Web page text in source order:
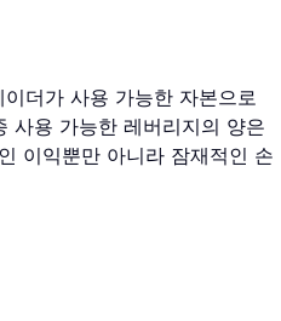
더가 사용 가능한 자본으로
사용 가능한 레버리지의 양은
이익뿐만 아니라 잠재적인 손